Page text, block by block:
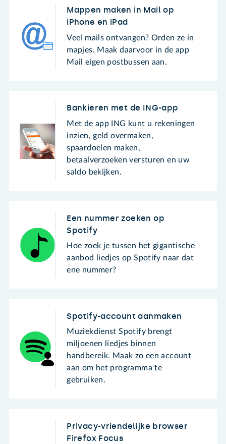
Mappen maken in Mail op
iPhone en iPad
Veel mails ontvangen? Orden ze in
mapjes. Maak daarvoor in de app
Mail eigen postbussen aan.
Bankieren met de ING-app
Met de app ING kunt u rekeningen
inzien, geld overmaken,
spaardoelen maken,
betaalverzoeken versturen en uw
saldo bekijken.
Een nummer zoeken op
Spotify
Hoe zoek je tussen het gigantische
aanbod liedjes op Spotify naar dat
ene nummer?
Spotify-account aanmaken
Muziekdienst Spotify brengt
miljoenen liedjes binnen
handbereik. Maak zo een account
aan om het programma te
gebruiken.
Privacy-vriendelijke browser
Firefox Focus